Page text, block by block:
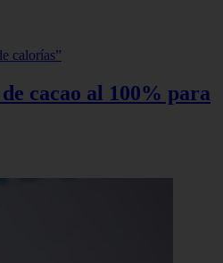
cacao al 100% para